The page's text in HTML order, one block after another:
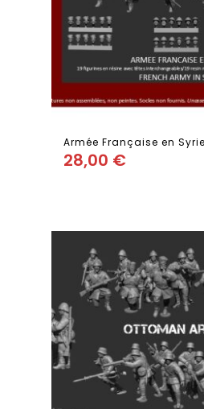
Armée Française en
28,00 €